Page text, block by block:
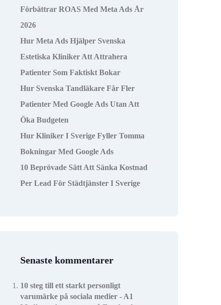
Förbättrar ROAS Med Meta Ads År
2026
Hur Meta Ads Hjälper Svenska
Estetiska Kliniker Att Attrahera
Patienter Som Faktiskt Bokar
Hur Svenska Tandläkare Får Fler
Patienter Med Google Ads Utan Att
Öka Budgeten
Hur Kliniker I Sverige Fyller Tomma
Bokningar Med Google Ads
10 Beprövade Sätt Att Sänka Kostnad
Per Lead För Städtjänster I Sverige
Senaste kommentarer
10 steg till ett starkt personligt
varumärke på sociala medier - A1